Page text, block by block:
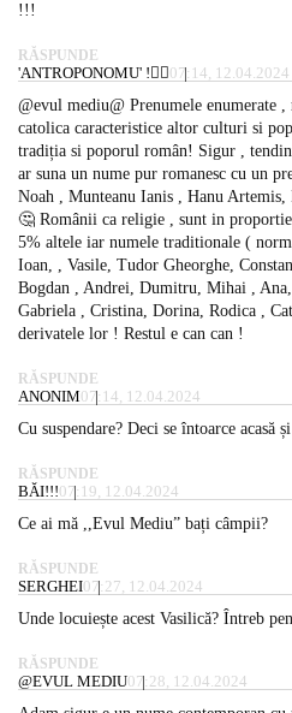
!!!
RĂSPUNDE
'ANTROPONOMU' !👳‍♂️07:14, 12.04.2024
@evul mediu@ Prenumele enumerate
catolica caracteristice altor culturi si
tradiția si poporul român! Sigur ,
ar suna un nume pur romanesc cu un
Noah , Munteanu Ianis , Hanu Artemis,
🤔 Românii ca religie , sunt in
5% altele iar numele traditionale (
Ioan, , Vasile, Tudor Gheorghe,
Bogdan , Andrei, Dumitru, Mihai ,
Gabriela , Cristina, Dorina, Rodica ,
derivatele lor ! Restul e can can !
RĂSPUNDE
ANONIM07:14, 12.04.2024
Cu suspendare? Deci se întoarce acasă
RĂSPUNDE
BĂI!!!07:19, 12.04.2024
Ce ai mă ,,Evul Mediu” bați câmpii?
RĂSPUNDE
SERGHEI07:27, 12.04.2024
Unde locuiește acest Vasilică? Întreb
RĂSPUNDE
@EVUL MEDIU07:28, 12.04.2024